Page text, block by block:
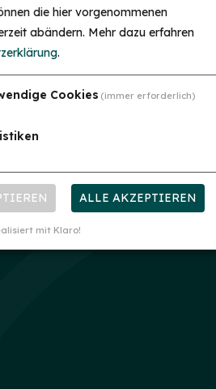
die hier vorgenommenen
abändern. Mehr dazu erfahren
.
Cookies (immer erforderlich)
ALLE AKZEPTIEREN
mit Klaro!